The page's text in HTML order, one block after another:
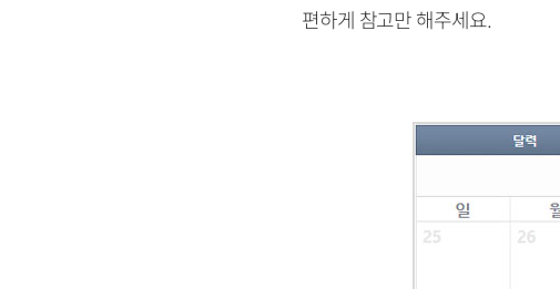
편하게 참고만 해주세요.